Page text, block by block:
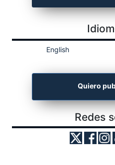
English
Quiero
Redes